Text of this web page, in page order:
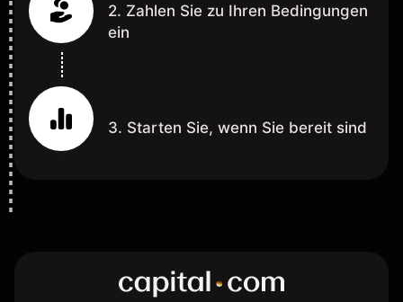
2. Zahlen Sie zu Ihren Bedingungen
ein
3. Starten Sie, wenn Sie bereit sind